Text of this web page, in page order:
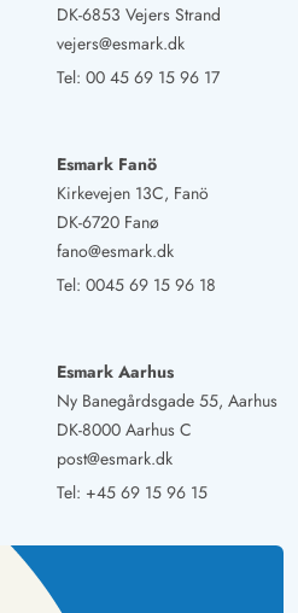
mit viel Platz für die
ein extra Zimmer mit
ist sehr geräumig.
5 von 5
5 out of 528/10/2024
Es ist ausreichend
mit guter Möblierung und vor
Spielzeuge abstellen
5 von 5
5 von 5
5 out of 5
04/09/2024
und gemütliches, gut
praktischen
DK-6853 Vejers Strand
vejers@esmark.dk
Tel: 00 45 69 15 96 17
Esmark Fanö
Kirkevejen 13C, Fanö
DK-6720 Fanø
fano@esmark.dk
Tel: 0045 69 15 96 18
Esmark Aarhus
Ny Banegårdsgade 55, Aarhus
DK-8000 Aarhus C
post@esmark.dk
Tel: +45 69 15 96 15